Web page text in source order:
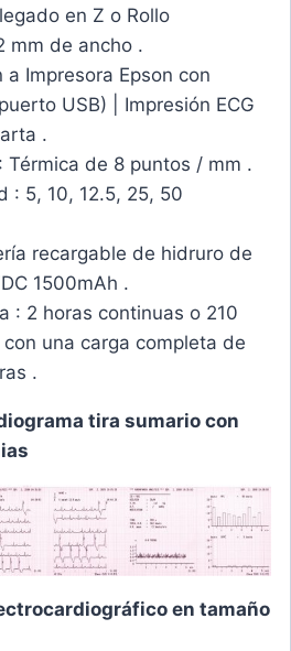
en Z o Rollo
mm de ancho .
Impresora Epson con
USB) | Impresión ECG
.
Térmica de 8 puntos / mm .
: 5, 10, 12.5, 25, 50
recargable de hidruro de
1500mAh .
: 2 horas continuas o 210
una carga completa de
.
tira sumario con
en tamaño